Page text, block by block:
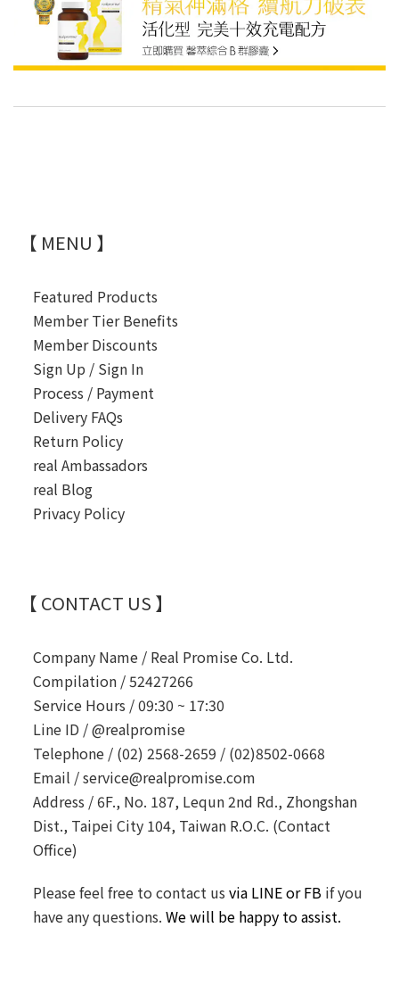
【 MENU 】
Featured Products
Member Tier Benefits
Member Discounts
Sign Up / Sign In
Process / Payment
Delivery FAQs
Return Policy
real Ambassadors
real Blog
Privacy Policy
【 CONTACT US 】
Company Name / Real Promise Co. Ltd.
Compilation /52427266
Service Hours /09:30 ~ 17:30
Line ID /@realpromise
Telephone / (02) 2568-2659 / (02)8502-0668
Email /service@realpromise.com
Address /6F., No. 187, Lequn 2nd Rd., Zhongshan
Dist., Taipei City 104, Taiwan R.O.C. (Contact
Office)
Please feel free to contact us via LINE or FB if you
have any questions. We will be happy to assist.